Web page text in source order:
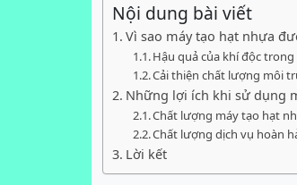
Nội dung bài viết
Vì sao máy tạo hạt nhựa
Hậu quả của khí độc
Cải thiện chất lượng môi
Những lợi ích khi sử dụng
Chất lượng máy tạo hạt
Chất lượng dịch vụ hoàn
Lời kết